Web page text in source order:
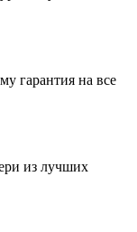
гарантия на все
из лучших